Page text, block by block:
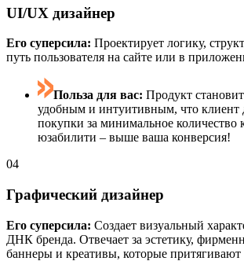
UI/UX дизайнер
Его суперсила: Проектирует логику,
путь пользователя на сайте или в
Польза для вас: Продукт
удобным и интуитивным, что клиент
покупки за минимальное
юзабилити – выше ваша конверсия!
04
Графический дизайнер
Его суперсила: Создает визуальный
ДНК бренда. Отвечает за эстетику,
баннеры и креативы, которые притягивают